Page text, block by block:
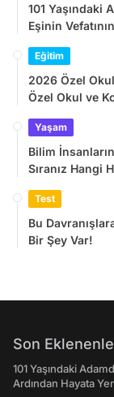
101 Yaşındaki
Eşinin
Eğitim
2026 Özel
Özel Okul ve
Yaşam
Bilim
Sıranız Hangi
Test
Bu
Bir Şey Var!
Son
101 Yaşındaki
Ardından Hayata